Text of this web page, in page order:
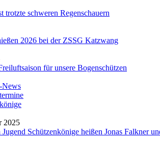
trotzte schweren Regenschauern
2026 bei der ZSSG Katzwang
für unsere Bogenschützen
News
2025
Jugend Schützenkönige heißen Jonas Falkner